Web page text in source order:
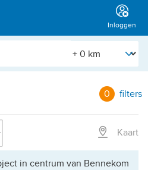
Inloggen
[Straal]
0 filters
Kaart
in centrum van Bennekom